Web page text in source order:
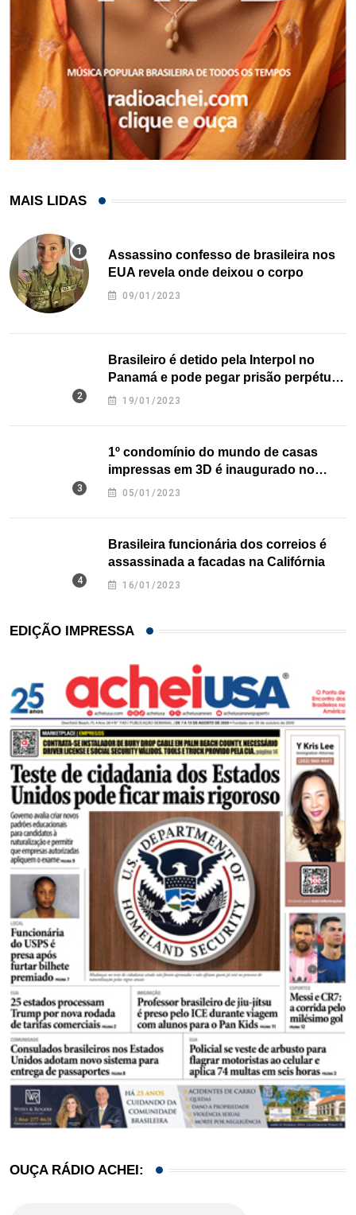
MAIS LIDAS
Assassino confesso de brasileira nos
EUA revela onde deixou o corpo
09/01/2023
Brasileiro é detido pela Interpol no
Panamá e pode pegar prisão perpétua
nos EUA
19/01/2023
1º condomínio do mundo de casas
impressas em 3D é inaugurado no
Texas
05/01/2023
Brasileira funcionária dos correios é
assassinada a facadas na Califórnia
16/01/2023
EDIÇÃO IMPRESSA
OUÇA RÁDIO ACHEI: